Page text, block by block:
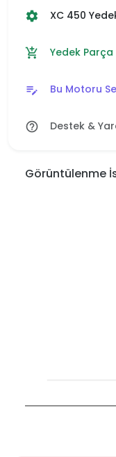
settings XC 450
add_shopping_cart Yedek Parça
edit_note Bu Motoru
help_outline Destek &
Görüntülenme